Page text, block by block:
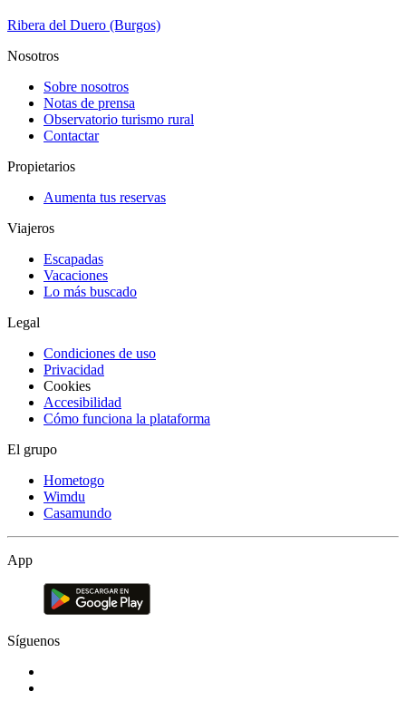
Ribera del Duero (Burgos)
Nosotros
Sobre nosotros
Notas de prensa
Observatorio turismo rural
Contactar
Propietarios
Aumenta tus reservas
Viajeros
Escapadas
Vacaciones
Lo más buscado
Legal
Condiciones de uso
Privacidad
Cookies
Accesibilidad
Cómo funciona la plataforma
El grupo
Hometogo
Wimdu
Casamundo
App
Síguenos